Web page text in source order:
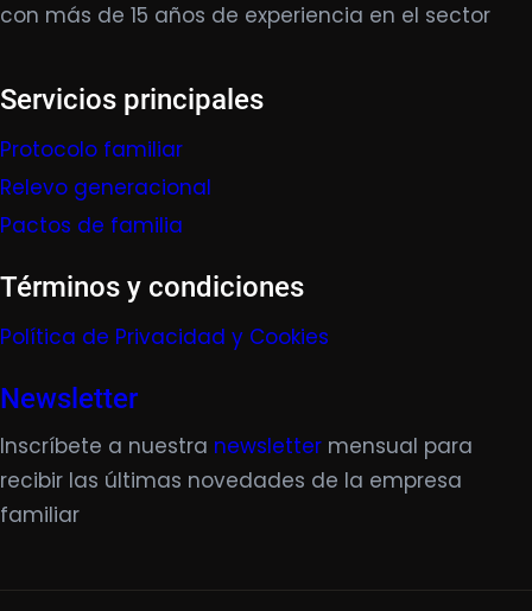
con más de 15 años de experiencia en el sector
Servicios principales
Protocolo familiar
Relevo generacional
Pactos de familia
Términos y condiciones
Política de Privacidad y Cookies
Newsletter
Inscríbete a nuestra newsletter mensual para
recibir las últimas novedades de la empresa
familiar